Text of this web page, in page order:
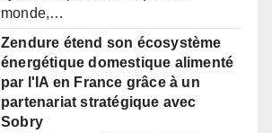
monde,…
Zendure étend son écosystème
énergétique domestique alimenté
par l'IA en France grâce à un
partenariat stratégique avec
Sobry